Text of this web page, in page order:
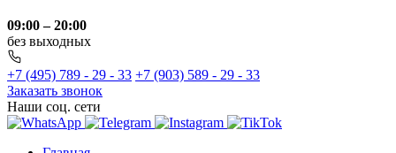
09:00 – 20:00
без выходных
+7 (495) 789 - 29 - 33 +7 (903) 589 - 29 - 33
Заказать звонок
Наши соц. сети